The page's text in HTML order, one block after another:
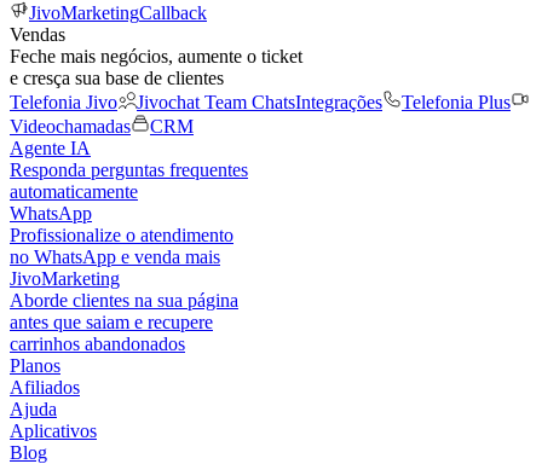
JivoMarketingCallback
Vendas
Feche mais negócios, aumente o ticket
e cresça sua base de clientes
Telefonia Jivo
Jivochat Team ChatsIntegrações
Telefonia Plus
Videochamadas
CRM
Agente IA
Responda perguntas frequentes
automaticamente
WhatsApp
Profissionalize o atendimento
no WhatsApp e venda mais
JivoMarketing
Aborde clientes na sua página
antes que saiam e recupere
carrinhos abandonados
Planos
Afiliados
Ajuda
Aplicativos
Blog